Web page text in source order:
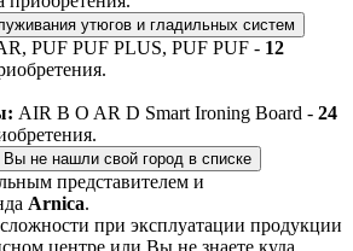
утюгов и гладильных систем
PUF PUF PLUS, PUF PUF - 12
AIR B O AR D Smart Ironing Board - 24
Вы не нашли свой город в списке
представителем и
Arnica.
при эксплуатации продукции
центре или Вы не знаете куда